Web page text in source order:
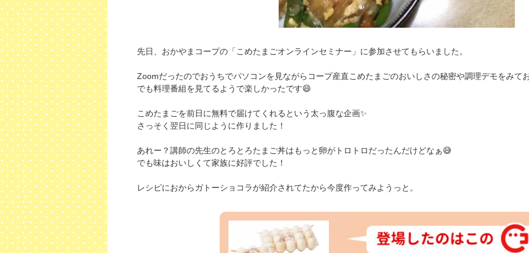
先日、おかやまコープの「こめたまごオンラインセミナー」に参加させてもらいました。
Zoomだったのでおうちでパソコンを見ながらコープ産直こめたまごのおいしさの秘密や調理デモをみて
でも料理番組を見てるようで楽しかったです😄
こめたまごを前日に無料で届けてくれるという太っ腹な企画✨
さっそく翌日に同じように作りました！
あれー？講師の先生のとろとろたまご丼はもっと卵がトロトロだったんだけどなぁ😅
でも味はおいしくて家族に好評でした！
レシピにおからガトーショコラが紹介されてたから今度作ってみようっと。